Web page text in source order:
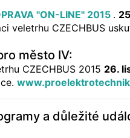
"ON-LINE" 2015 .
veletrhu CZECHBUS
město IV:
CZECHBUS 2015 26.
a důležité